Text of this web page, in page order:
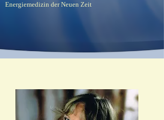
Energiemedizin der Neuen Zeit